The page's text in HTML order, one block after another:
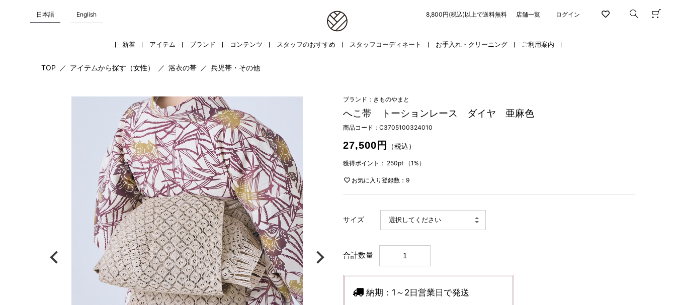
日本語 English ログイン
8,800円(税込)以上で送料無料 店舗一覧
新着 アイテム ブランド コンテンツ スタッフのおすすめ スタッフコーディネート お手入れ・クリーニング ご利用案内
TOP ／ アイテムから探す（女性） ／ 浴衣の帯 ／ 兵児帯・その他
ブランド：きものやまと
へこ帯 トーションレース ダイヤ 亜麻色
商品コード： C3705100324010
27,500円 （税込）
獲得ポイント： 250pt （1%）
お気に入り登録数：9
サイズ
合計数量
納期： 1～2日営業日で発送